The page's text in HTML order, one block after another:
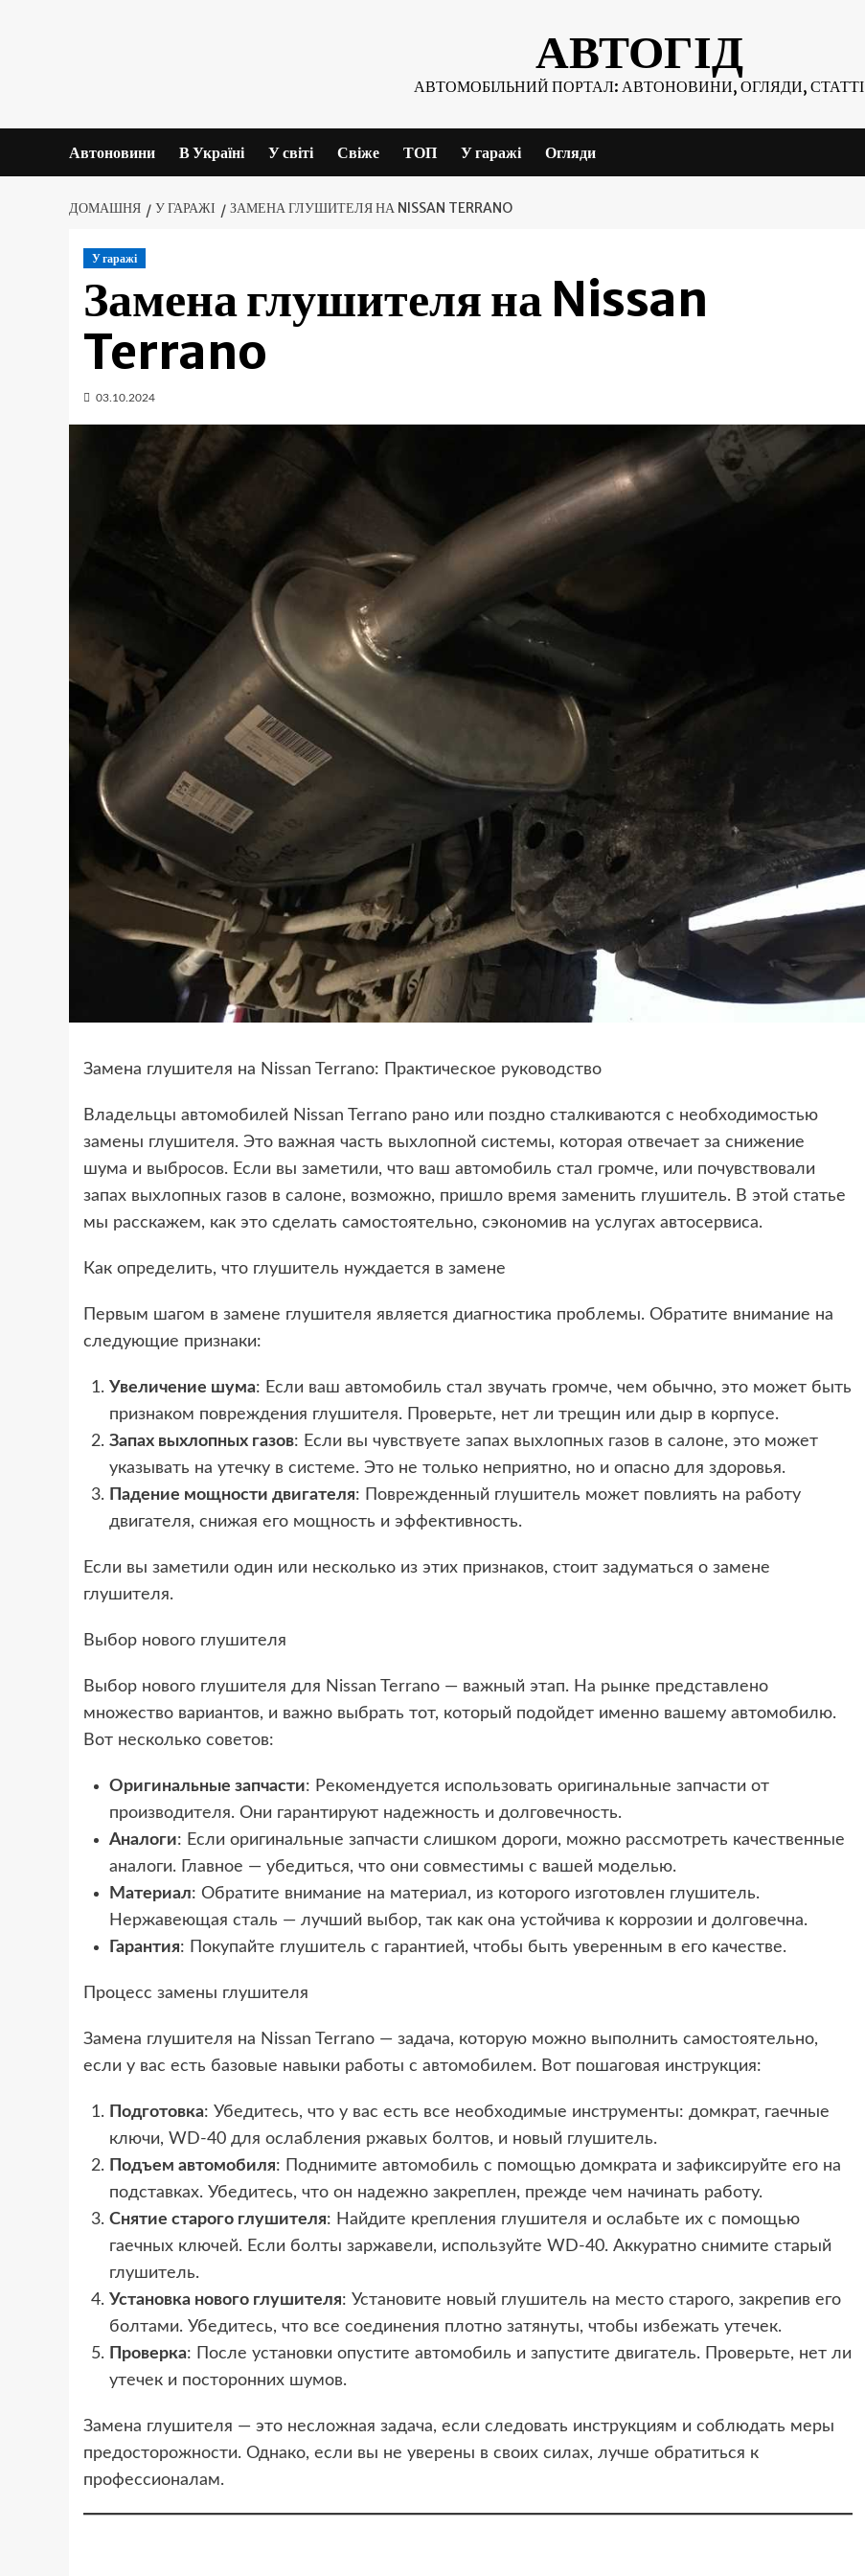
АВТОГІД
АВТОМОБІЛЬНИЙ ПОРТАЛ: АВТОНОВИНИ, ОГЛЯДИ, СТАТТІ
Автоновини В Україні У світі Свіже ТОП У гаражі Огляди
ДОМАШНЯ У ГАРАЖІ ЗАМЕНА ГЛУШИТЕЛЯ НА NISSAN TERRANO
У гаражі
Замена глушителя на Nissan
Terrano
03.10.2024
Замена глушителя на Nissan Terrano: Практическое руководство
Владельцы автомобилей Nissan Terrano рано или поздно сталкиваются с необходимостью
замены глушителя. Это важная часть выхлопной системы, которая отвечает за снижение
шума и выбросов. Если вы заметили, что ваш автомобиль стал громче, или почувствовали
запах выхлопных газов в салоне, возможно, пришло время заменить глушитель. В этой статье
мы расскажем, как это сделать самостоятельно, сэкономив на услугах автосервиса.
Как определить, что глушитель нуждается в замене
Первым шагом в замене глушителя является диагностика проблемы. Обратите внимание на
следующие признаки:
Увеличение шума: Если ваш автомобиль стал звучать громче, чем обычно, это может быть
признаком повреждения глушителя. Проверьте, нет ли трещин или дыр в корпусе.
Запах выхлопных газов: Если вы чувствуете запах выхлопных газов в салоне, это может
указывать на утечку в системе. Это не только неприятно, но и опасно для здоровья.
Падение мощности двигателя: Поврежденный глушитель может повлиять на работу
двигателя, снижая его мощность и эффективность.
Если вы заметили один или несколько из этих признаков, стоит задуматься о замене
глушителя.
Выбор нового глушителя
Выбор нового глушителя для Nissan Terrano — важный этап. На рынке представлено
множество вариантов, и важно выбрать тот, который подойдет именно вашему автомобилю.
Вот несколько советов:
Оригинальные запчасти: Рекомендуется использовать оригинальные запчасти от
производителя. Они гарантируют надежность и долговечность.
Аналоги: Если оригинальные запчасти слишком дороги, можно рассмотреть качественные
аналоги. Главное — убедиться, что они совместимы с вашей моделью.
Материал: Обратите внимание на материал, из которого изготовлен глушитель.
Нержавеющая сталь — лучший выбор, так как она устойчива к коррозии и долговечна.
Гарантия: Покупайте глушитель с гарантией, чтобы быть уверенным в его качестве.
Процесс замены глушителя
Замена глушителя на Nissan Terrano — задача, которую можно выполнить самостоятельно,
если у вас есть базовые навыки работы с автомобилем. Вот пошаговая инструкция:
Подготовка: Убедитесь, что у вас есть все необходимые инструменты: домкрат, гаечные
ключи, WD-40 для ослабления ржавых болтов, и новый глушитель.
Подъем автомобиля: Поднимите автомобиль с помощью домкрата и зафиксируйте его на
подставках. Убедитесь, что он надежно закреплен, прежде чем начинать работу.
Снятие старого глушителя: Найдите крепления глушителя и ослабьте их с помощью
гаечных ключей. Если болты заржавели, используйте WD-40. Аккуратно снимите старый
глушитель.
Установка нового глушителя: Установите новый глушитель на место старого, закрепив его
болтами. Убедитесь, что все соединения плотно затянуты, чтобы избежать утечек.
Проверка: После установки опустите автомобиль и запустите двигатель. Проверьте, нет ли
утечек и посторонних шумов.
Замена глушителя — это несложная задача, если следовать инструкциям и соблюдать меры
предосторожности. Однако, если вы не уверены в своих силах, лучше обратиться к
профессионалам.